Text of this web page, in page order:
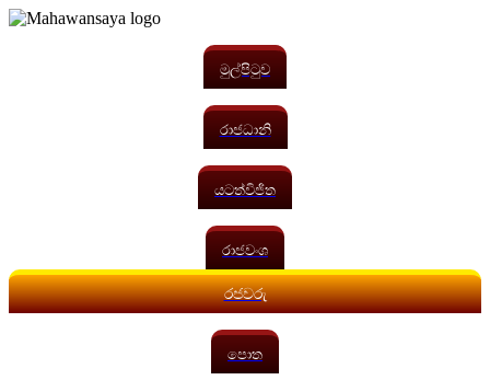
මුල්පිටුව
රාජධානි
යටත්විජිත
රාජවංශ
රජවරු
පොත